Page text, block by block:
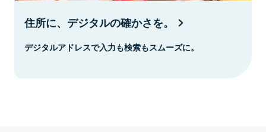
住所に、デジタルの確かさを。
デジタルアドレスで入力も検索もスムーズに。